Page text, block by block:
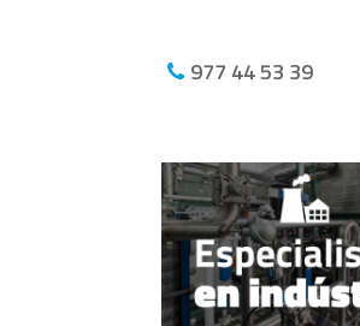
977 44 53 39